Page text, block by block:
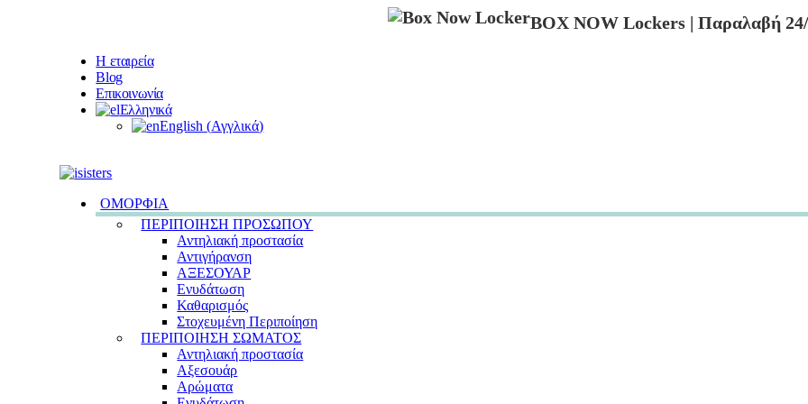
BOX NOW Lockers | Παραλαβή
Η εταιρεία
Blog
Επικοινωνία
Ελληνικά
English (Αγγλικά)
ΟΜΟΡΦΙΑ
ΠΕΡΙΠΟΙΗΣΗ ΠΡΟΣΩΠΟΥ
Αντηλιακή προστασία
Αντιγήρανση
ΑΞΕΣΟΥΑΡ
Ενυδάτωση
Καθαρισμός
Στοχευμένη Περιποίηση
ΠΕΡΙΠΟΙΗΣΗ ΣΩΜΑΤΟΣ
Αντηλιακή προστασία
Αξεσουάρ
Αρώματα